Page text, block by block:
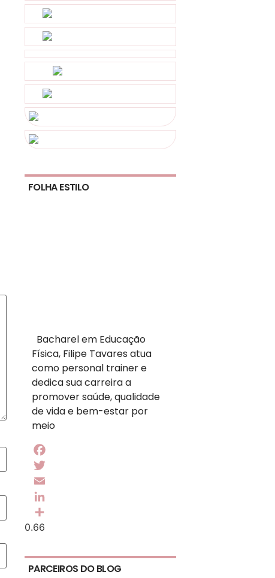
FOLHA ESTILO
Bacharel em Educação
Física, Filipe Tavares atua
como personal trainer e
dedica sua carreira a
promover saúde, qualidade
de vida e bem-estar por
meio
Facebook
Twitter
Email
LinkedIn
Share
PARCEIROS DO BLOG